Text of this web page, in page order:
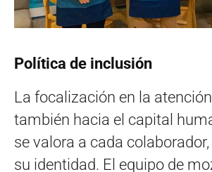
Política de inclusión
La focalización en la
también hacia el capital
se valora a cada
su identidad. El equipo de